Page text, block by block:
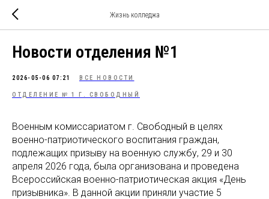
Жизнь колледжа
Новости отделения №1
2026-05-06 07:21 ВСЕ НОВОСТИ
ОТДЕЛЕНИЕ № 1 Г. СВОБОДНЫЙ
Военным комиссариатом г. Свободный в целях
военно-патриотического воспитания граждан,
подлежащих призыву на военную службу, 29 и 30
апреля 2026 года, была организована и проведена
Всероссийская военно-патриотическая акция «День
призывника». В данной акции приняли участие 5